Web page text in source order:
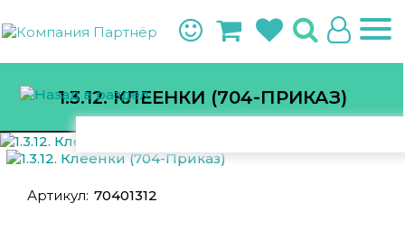
1.3.12. КЛЕЕНКИ (704-ПРИКАЗ)
Артикул: 70401312